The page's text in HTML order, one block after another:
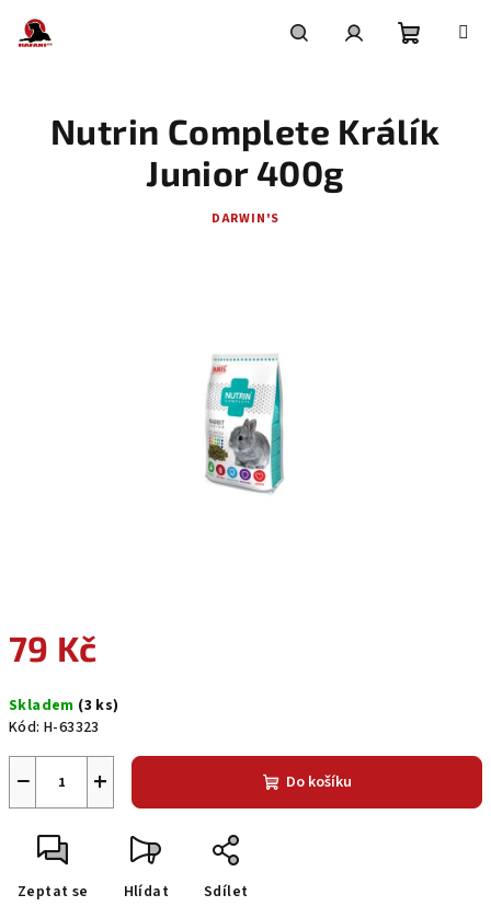
obsah
košík
79 Kč
cena:
Skladem (3 ks)
Kód: H-63323
+
− Do košíku
Zeptat se Hlídat Sdílet
Nutrin Complete Králík
Junior 400g
DARWIN'S